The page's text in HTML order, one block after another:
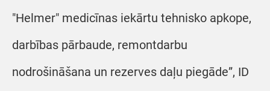
"Helmer" medicīnas iekārtu tehnisko apkope,
darbības pārbaude, remontdarbu
nodrošināšana un rezerves daļu piegāde”, ID